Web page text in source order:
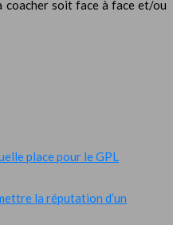
coacher soit face à face et/ou
place pour le GPL
la réputation d’un